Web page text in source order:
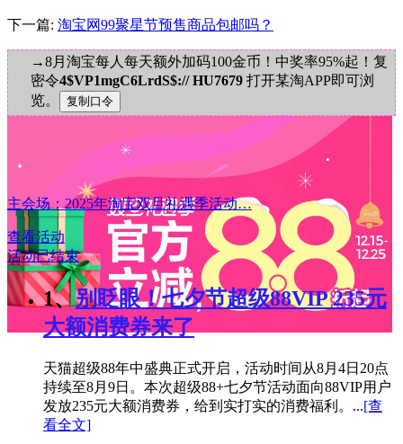
下一篇: 淘宝网99聚星节预售商品包邮吗？
→8月淘宝每人每天额外加码100金币！中奖率95%起！复
密令4$VP1mgC6LrdS$:// HU7679 打开某淘APP即可浏
览。
主会场：2025年淘宝双旦礼遇季活动…
查看活动
活动已结束
1、 别眨眼！七夕节超级88VIP 235元
大额消费券来了
天猫超级88年中盛典正式开启，活动时间从8月4日20点
持续至8月9日。本次超级88+七夕节活动面向88VIP用户
发放235元大额消费券，给到实打实的消费福利。...[查
看全文]